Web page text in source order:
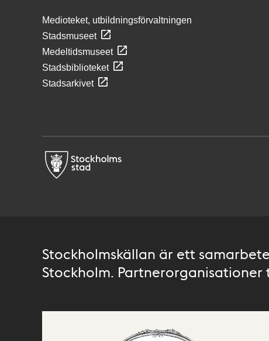
Medioteket, utbildningsförvaltningen
Stadsmuseet
Medeltidsmuseet
Stadsbiblioteket
Stadsarkivet
Stockholmskällan är ett
Stockholm. Partnerorganisationer